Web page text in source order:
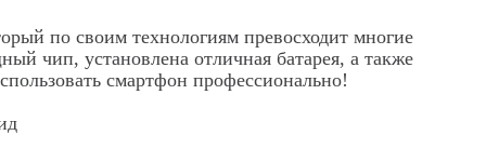
по своим технологиям превосходит многие
чип, установлена отличная батарея, а также
смартфон профессионально!